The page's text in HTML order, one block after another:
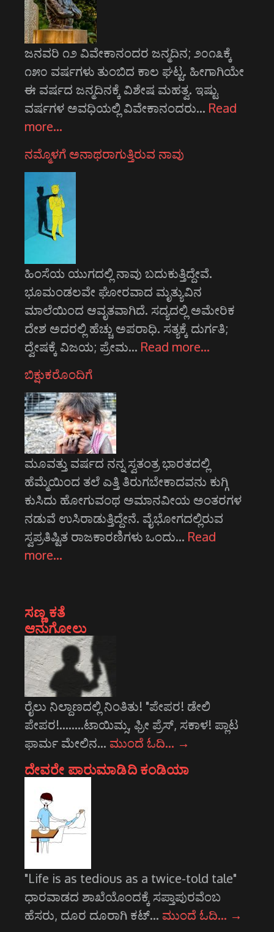
ಜನವರಿ ೧೨ ವಿವೇಕಾನಂದರ ಜನ್ಮದಿನ; ೨೦೧೩ಕ್ಕೆ
೧೫೦ ವರ್ಷಗಳು ತುಂಬಿದ ಕಾಲ ಘಟ್ಟ. ಹೀಗಾಗಿಯೇ
ಈ ವರ್ಷದ ಜನ್ಮದಿನಕ್ಕೆ ವಿಶೇಷ ಮಹತ್ವ. ಇಷ್ಟು
ವರ್ಷಗಳ ಅವಧಿಯಲ್ಲಿ ವಿವೇಕಾನಂದರು… Read
more…
ನಮ್ಮೊಳಗೆ ಅನಾಥರಾಗುತ್ತಿರುವ ನಾವು
ಹಿಂಸೆಯ ಯುಗದಲ್ಲಿ ನಾವು ಬದುಕುತ್ತಿದ್ದೇವೆ.
ಭೂಮಂಡಲವೇ ಘೋರವಾದ ಮೃತ್ಯುವಿನ
ಮಾಲೆಯಿಂದ ಆವೃತವಾಗಿದೆ. ಸದ್ಯದಲ್ಲಿ ಅಮೇರಿಕ
ದೇಶ ಅದರಲ್ಲಿ ಹೆಚ್ಚು ಅಪರಾಧಿ. ಸತ್ಯಕ್ಕೆ ದುರ್ಗತಿ;
ದ್ವೇಷಕ್ಕೆ ವಿಜಯ; ಪ್ರೇಮ… Read more…
ಬಿಕ್ಷುಕರೊಂದಿಗೆ
ಮೂವತ್ತು ವರ್ಷದ ನನ್ನ ಸ್ವತಂತ್ರ ಭಾರತದಲ್ಲಿ
ಹೆಮ್ಮೆಯಿಂದ ತಲೆ ಎತ್ತಿ ತಿರುಗಬೇಕಾದವನು ಕುಗ್ಗಿ
ಕುಸಿದು ಹೋಗುವಂಥ ಅಮಾನವೀಯ ಅಂತರಗಳ
ನಡುವೆ ಉಸಿರಾಡುತ್ತಿದ್ದೇನೆ. ವೈಭೋಗದಲ್ಲಿರುವ
ಸ್ವಪ್ರತಿಷ್ಟಿತ ರಾಜಕಾರಣಿಗಳು ಒಂದು… Read
more…
ಸಣ್ಣ ಕತೆ
ಆನುಗೋಲು
ರೈಲು ನಿಲ್ದಾಣದಲ್ಲಿ ನಿಂತಿತು! "ಪೇಪರ! ಡೇಲಿ
ಪೇಪರ!........ಟಾಯಿಮ್ಸ, ಫ್ರೀ ಪ್ರೆಸ್, ಸಕಾಳ! ಪ್ಲಾಟ
ಫಾರ್ಮ ಮೇಲಿನ… ಮುಂದೆ ಓದಿ… →
ದೇವರೇ ಪಾರುಮಾಡಿದಿ ಕಂಡಿಯಾ
"Life is as tedious as a twice-told tale"
ಧಾರವಾಡದ ಶಾಖೆಯೊಂದಕ್ಕೆ ಸಪ್ತಾಪುರವೆಂಬ
ಹೆಸರು, ದೂರ ದೂರಾಗಿ ಕಟ್… ಮುಂದೆ ಓದಿ… →